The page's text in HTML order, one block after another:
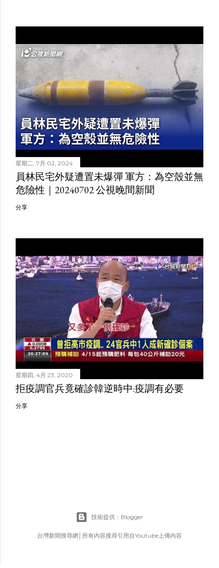
星期二, 7月 02, 2024
員林民宅外疑遭置未爆彈 軍方：為空殼並無
危險性｜20240702 公視晚間新聞
分享
星期四, 4月 23, 2020
拒疫調官兵竟確診韓逆時中:疫調有必要
分享
技術提供：Blogger
台灣新聞搜尋網│所有內容搜尋引用自Youtube上傳內容